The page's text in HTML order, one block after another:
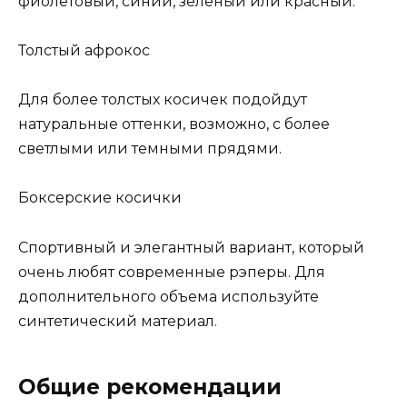
Толстый афрокос
Для более толстых косичек подойдут
натуральные оттенки, возможно, с более
светлыми или темными прядями.
Боксерские косички
Спортивный и элегантный вариант, который
очень любят современные рэперы. Для
дополнительного объема используйте
синтетический материал.
Общие рекомендации